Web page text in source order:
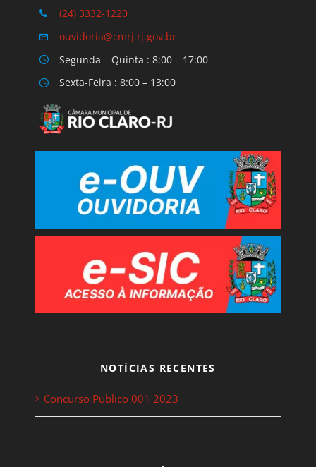
(24) 3332-1220
ouvidoria@cmrj.rj.gov.br
Segunda – Quinta : 8:00 – 17:00
Sexta-Feira : 8:00 – 13:00
NOTÍCIAS RECENTES
Concurso Publico 001 2023